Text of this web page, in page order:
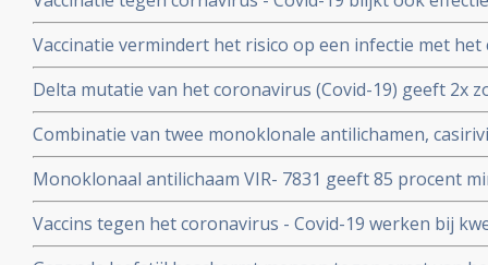
immuunziektes en mensen die
Vaccinatie vermindert het risico op een infectie met
immuniteit van een eerdere infectie beschermt echter
keer. Dit toont groot onderzoek aan uit Israel
Delta mutatie van het coronavirus (Covid-19) geeft 2x
vs 4 procent) op ernstige ziekte dan de Alpha mutatie.
Combinatie van twee monoklonale antilichamen,
COV) kan ernstig zieke Covid-19 patienten die zelf
behoeden voor overlijden
Monoklonaal antilichaam VIR- 7831 geeft 85 procent
overlijden bij patienten met het coronavirus - COVID-
vergelijking met placebo
Vaccins tegen het coronavirus - Covid-19 werken bij
kankerpatienten onvoldoende blijkt uit groot